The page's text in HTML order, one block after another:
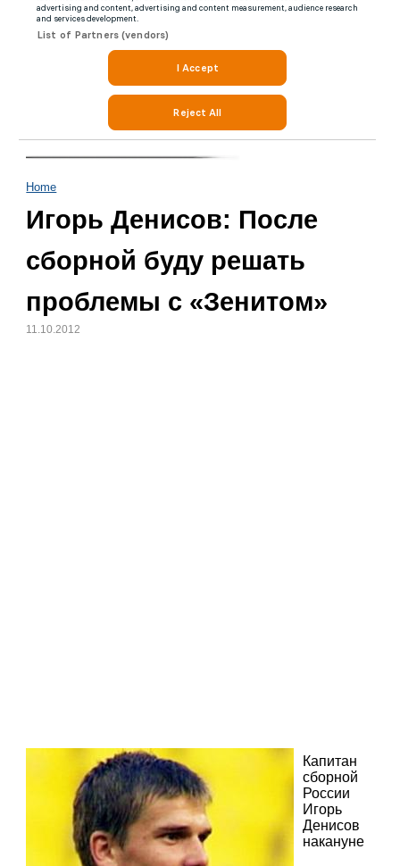
Home
Игорь Денисов: После
сборной буду решать
проблемы с «Зенитом»
11.10.2012
Капитан
сборной
России
Игорь
Денисов
накануне